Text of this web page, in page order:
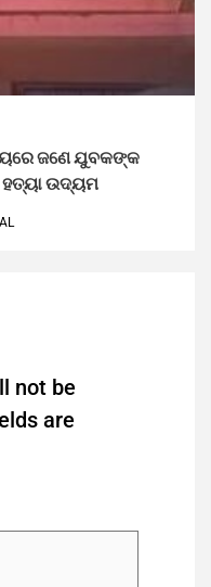
ଜଣେ ଯୁବକଙ୍କ
ଉଦ୍ୟମ
not be
are